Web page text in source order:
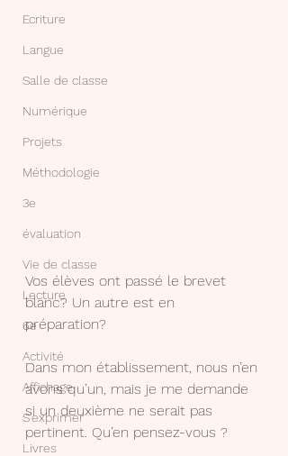
Ecriture
Langue
Salle de classe
Numérique
Projets
Méthodologie
3e
évaluation
Vie de classe
Lecture
6e
Activité
Affichage
S'exprimer
Livres
Vos élèves ont passé le brevet
blanc? Un autre est en
préparation?
Dans mon établissement, nous n’en
avons qu’un, mais je me demande
si un deuxième ne serait pas
pertinent. Qu’en pensez-vous ?